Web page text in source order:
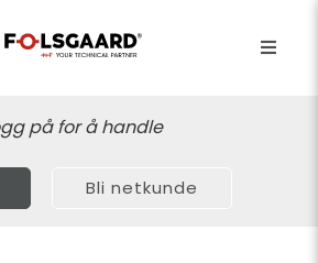
på for å handle
Bli netkunde